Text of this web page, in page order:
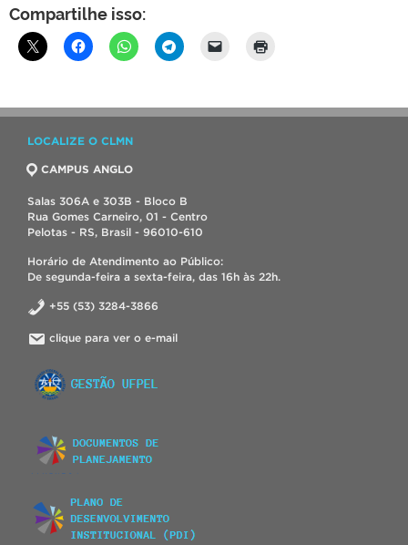
Compartilhe isso:
LOCALIZE O CLMN
CAMPUS ANGLO
Salas 306A e 303B - Bloco B
Rua Gomes Carneiro, 01 - Centro
Pelotas - RS, Brasil - 96010-610
Horário de Atendimento ao Público:
De segunda-feira a sexta-feira, das 16h às 22h.
+55 (53) 3284-3866
clique para ver o e-mail